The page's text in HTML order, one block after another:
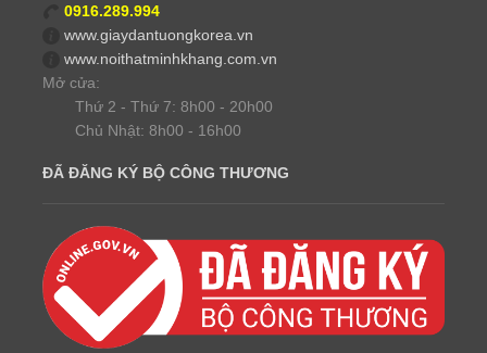
0916.289.994
www.giaydantuongkorea.vn
www.noithatminhkhang.com.vn
Mở cửa:
Thứ 2 - Thứ 7: 8h00 - 20h00
Chủ Nhật: 8h00 - 16h00
ĐÃ ĐĂNG KÝ BỘ CÔNG THƯƠNG